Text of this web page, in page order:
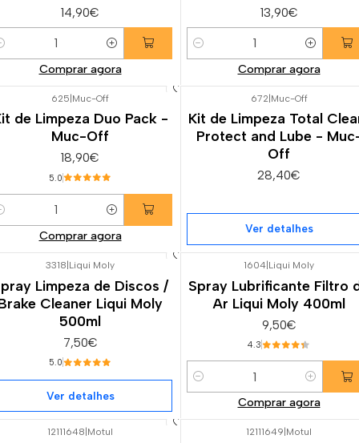
14,90€
Comprar agora
13,90€
Quantidade
Comprar agora
625|Muc-Off
de Limpeza Duo Pack -
Muc-Off
18,90€
5.0
Comprar agora
672|Muc-Off
Kit de Limpeza Total
Protect and Lube -
Off
28,40€
Ver detalhes
3318 Liqui Moly
Limpeza de Discos /
Cleaner Liqui Moly
500ml
7,50€
5.0
Ver detalhes
1604 Liqui Moly
Spray Lubrificante Filtro
Ar Liqui Moly 400ml
9,50€
4.3
Quantidade
Comprar agora
12111648 Motul 12111649 Motul